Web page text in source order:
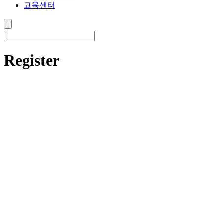
교육센터
Register